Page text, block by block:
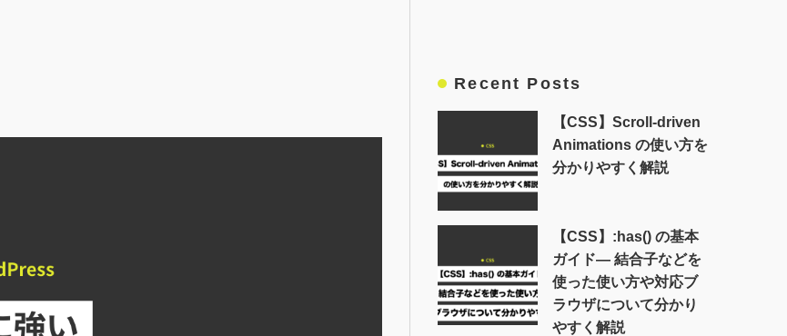
Recent Posts
【CSS】Scroll-driven
Animations の使い方を
分かりやすく解説
【CSS】:has() の基本
ガイド― 結合子などを
使った使い方や対応ブ
ラウザについて分かり
やすく解説